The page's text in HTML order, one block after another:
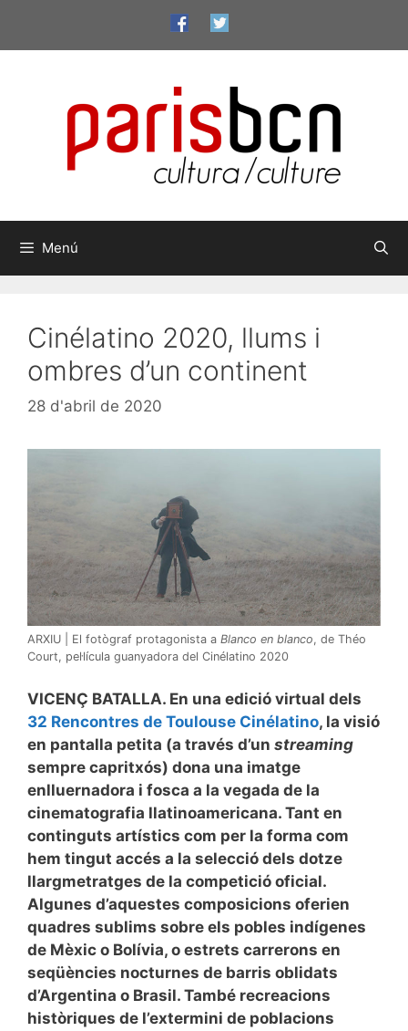
contingut
Menú
Cinélatino 2020, llums i
ombres d’un continent
28 d'abril de 2020
ARXIU | El fotògraf protagonista a Blanco en blanco, de Théo
Court, pel·lícula guanyadora del Cinélatino 2020
VICENÇ BATALLA. En una edició virtual dels
32 Rencontres de Toulouse Cinélatino, la visió
en pantalla petita (a través d’un streaming
sempre capritxós) dona una imatge
enlluernadora i fosca a la vegada de la
cinematografia llatinoamericana. Tant en
continguts artístics com per la forma com
hem tingut accés a la selecció dels dotze
llargmetratges de la competició oficial.
Algunes d’aquestes composicions oferien
quadres sublims sobre els pobles indígenes
de Mèxic o Bolívia, o estrets carrerons en
seqüències nocturnes de barris oblidats
d’Argentina o Brasil. També recreacions
històriques de l’extermini de poblacions